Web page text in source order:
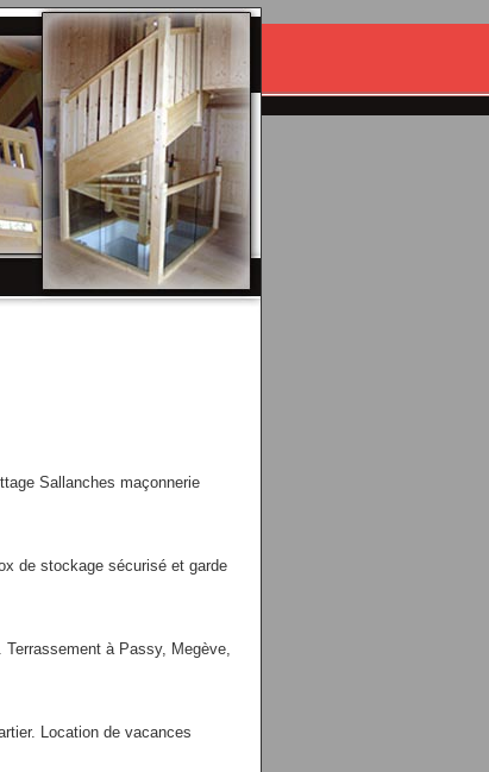
Sallanches maçonnerie
de stockage sécurisé et garde
à Passy, Megève,
Location de vacances